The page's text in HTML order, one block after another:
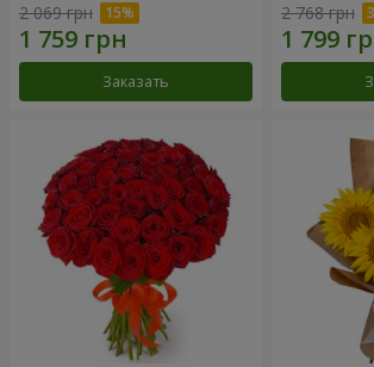
2 069 грн
Заказать
2 768 грн